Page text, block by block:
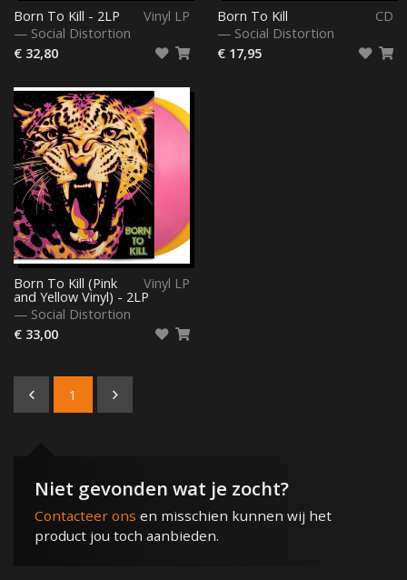
Vinyl LP
Born To Kill - 2LP
— Social Distortion
€ 32,80
CD
Born To Kill
— Social Distortion
€ 17,95
Vinyl LP
Born To Kill (Pink
and Yellow Vinyl) - 2LP
— Social Distortion
€ 33,00
1
Niet gevonden wat je zocht?
Contacteer ons en misschien kunnen wij het
product jou toch aanbieden.